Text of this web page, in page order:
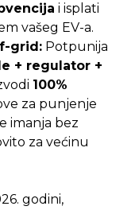
i isplati
vašeg EV-a.
grid: Potpunija
+ regulator +
100%
za punjenje
imanja bez
za većinu
godini,